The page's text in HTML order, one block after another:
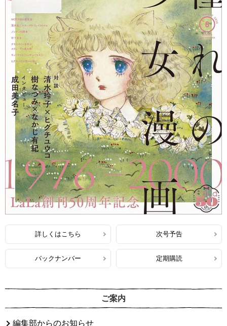
詳しくはこちら 次号予告
バックナンバー 定期購読
ご案内
編集部からのお知らせ